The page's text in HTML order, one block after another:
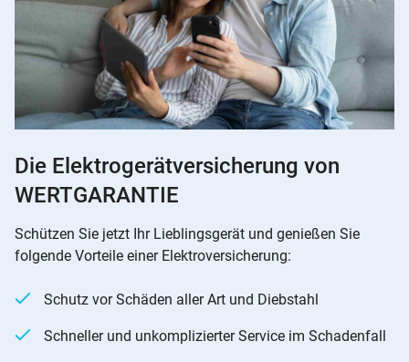
Die Elektrogerätversicherung von
WERTGARANTIE
Schützen Sie jetzt Ihr Lieblingsgerät und genießen Sie
folgende Vorteile einer Elektroversicherung:
Schutz vor Schäden aller Art und Diebstahl
Schneller und unkomplizierter Service im Schadenfall